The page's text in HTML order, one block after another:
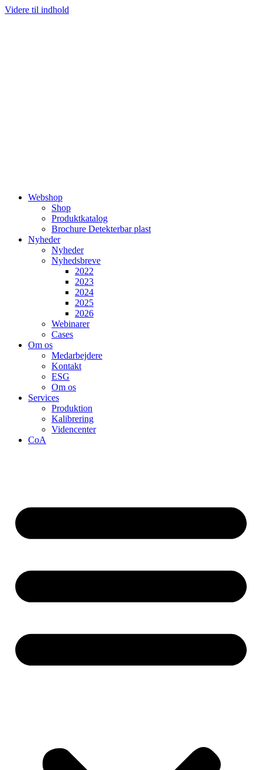
Videre til indhold
Webshop
Shop
Produktkatalog
Brochure Detekterbar plast
Nyheder
Nyheder
Nyhedsbreve
2022
2023
2024
2025
2026
Webinarer
Cases
Om os
Medarbejdere
Kontakt
ESG
Om os
Services
Produktion
Kalibrering
Videncenter
CoA